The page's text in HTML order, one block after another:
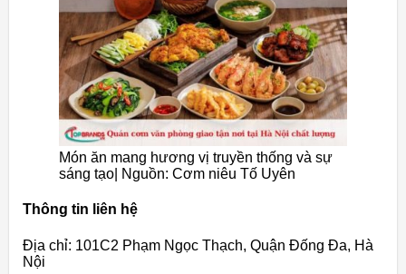
Món ăn mang hương vị truyền thống và sự
sáng tạo| Nguồn: Cơm niêu Tố Uyên
Thông tin liên hệ
Địa chỉ: 101C2 Phạm Ngọc Thạch, Quận Đống Đa, Hà
Nội